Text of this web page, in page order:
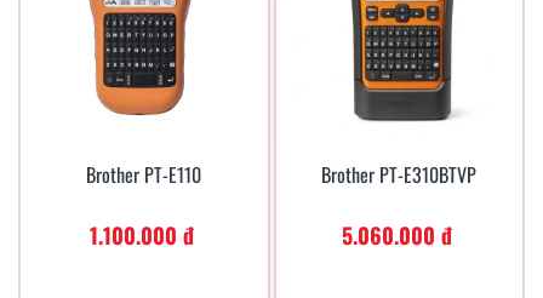
Xem Nhanh
Brother PT-E110
1.100.000 đ
Xem Nhanh
Brother PT-E310BTVP
5.060.000 đ